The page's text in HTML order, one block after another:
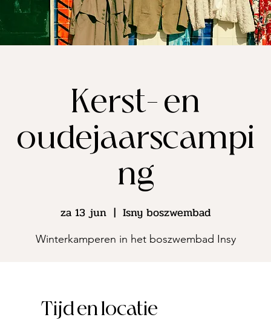
Kerst- en
oudejaarscampi
ng
za 13 jun
  |
Isny boszwembad
Winterkamperen in het boszwembad Insy
Tijd en locatie